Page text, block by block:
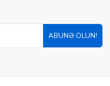
ABUNƏ OLUN!